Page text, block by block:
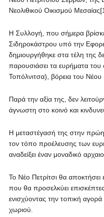
Νεολιθικού Οικισμού
Η Συλλογή, που σήμερα
Σιδηροκάστρου υπό την
δημιουργήθηκε στα τέλη της
παρουσιάσει τα ευρήματα
Τοπόλνιτσα), βόρεια του Νέου
Παρά την αξία της, δεν
άγνωστη στο κοινό και
Η μεταστέγασή της στην
τον τόπο προέλευσης των
αναδείξει έναν μοναδικό
Το Νέο Πετρίτσι θα αποκτήσει
που θα προσελκύει
ενισχύοντας την τοπική αγορά
χωριού.